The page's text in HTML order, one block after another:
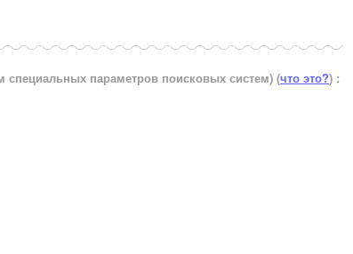
специальных параметров поисковых систем) (что это?) :